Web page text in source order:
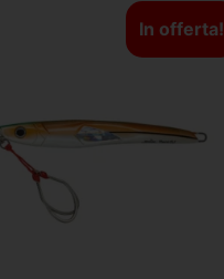
In offerta!